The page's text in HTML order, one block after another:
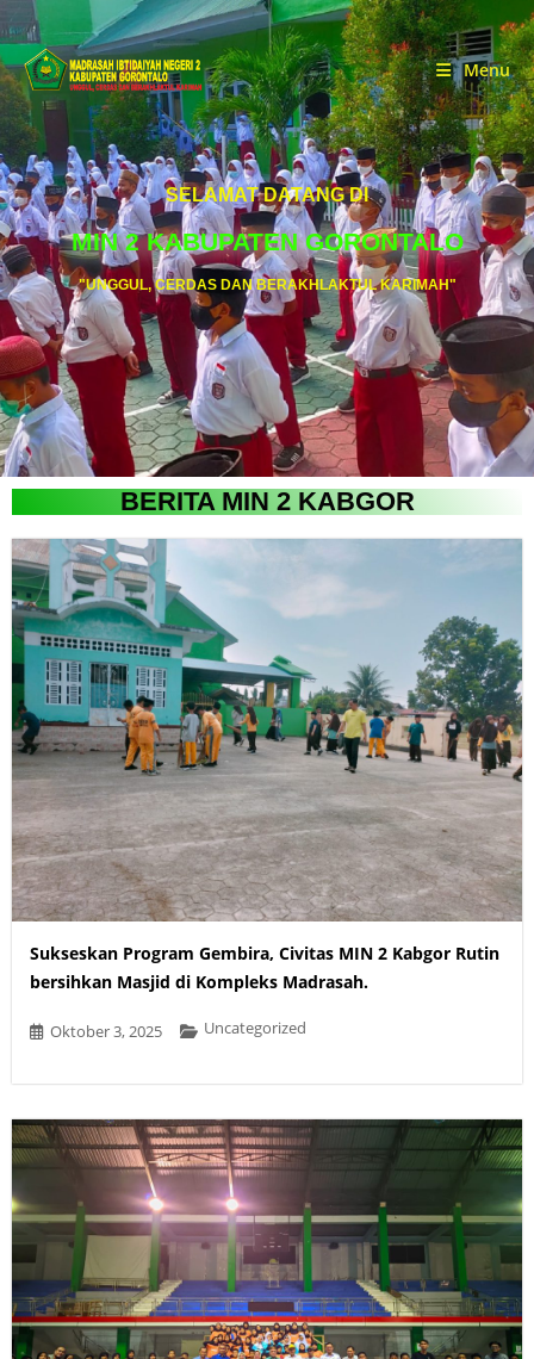
Menu
SELAMAT DATANG DI
MIN 2 KABUPATEN GORONTALO
"UNGGUL, CERDAS DAN BERAKHLAKTUL KARIMAH"
BERITA MIN 2 KABGOR
Sukseskan Program Gembira, Civitas MIN 2 Kabgor Rutin
bersihkan Masjid di Kompleks Madrasah.
Oktober 3, 2025 Uncategorized